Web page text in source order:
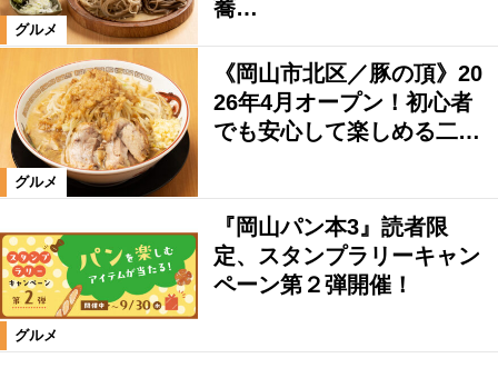
グルメ
蕎…
グルメ
《岡山市北区／豚の頂》20
26年4月オープン！初心者
でも安心して楽しめる二…
グルメ
『岡山パン本3』読者限
定、スタンプラリーキャン
ペーン第２弾開催！